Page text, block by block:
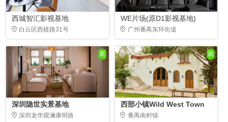
西城智汇影视基地
白云区西槎路31号
WE片场(原D1影视基地)
广州番禺东环街道
新
深圳隐世实景基地
深圳龙华观澜康明路
新
西部小镇Wild West Town
番禺南村镇